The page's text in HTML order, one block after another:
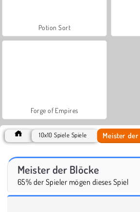
Potion Sort
Forge of Empires
10x10 Spiele Spiele Meister der
Meister der Blöcke
65% der Spieler mögen dieses Spiel